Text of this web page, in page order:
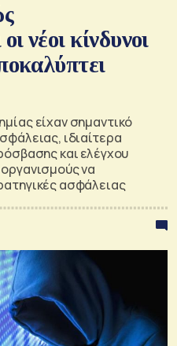
νέοι κίνδυνοι
είχαν σημαντικό
ιδιαίτερα
και ελέγχου
να
ασφάλειας